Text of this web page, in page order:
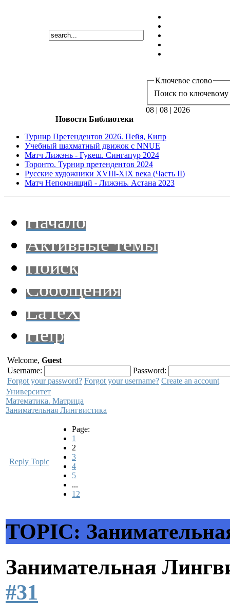
Ключевое слово
Поиск по ключевому
08 | 08 | 2026
Новости Библиотеки
Турнир Претендентов 2026. Пейя, Кипр
Учебный шахматный движок с NNUE
Матч Лижэнь - Гукеш. Сингапур 2024
Торонто. Турнир претендентов 2024
Русские художники XVIII-XIX века (Часть II)
Матч Непомнящий - Лижэнь. Астана 2023
Начало
Активные темы
Поиск
Сообщения
LaTeX
Help
Welcome, Guest
Username:
Password:
Forgot your password? Forgot your username? Create an account
Университет
Математика. Матрица
Занимательная Лингвистика
Reply Topic
Page:
1
2
3
4
5
...
12
TOPIC:
Занимательная
#31